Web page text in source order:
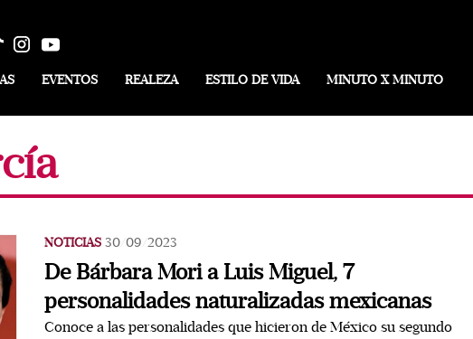
EVENTOS REALEZA ESTILO DE VIDA MINUTO X MINUTO
NOTICIAS 30/09/2023
De Bárbara Mori a Luis Miguel, 7
personalidades naturalizadas mexicanas
Conoce a las personalidades que hicieron de México su segundo